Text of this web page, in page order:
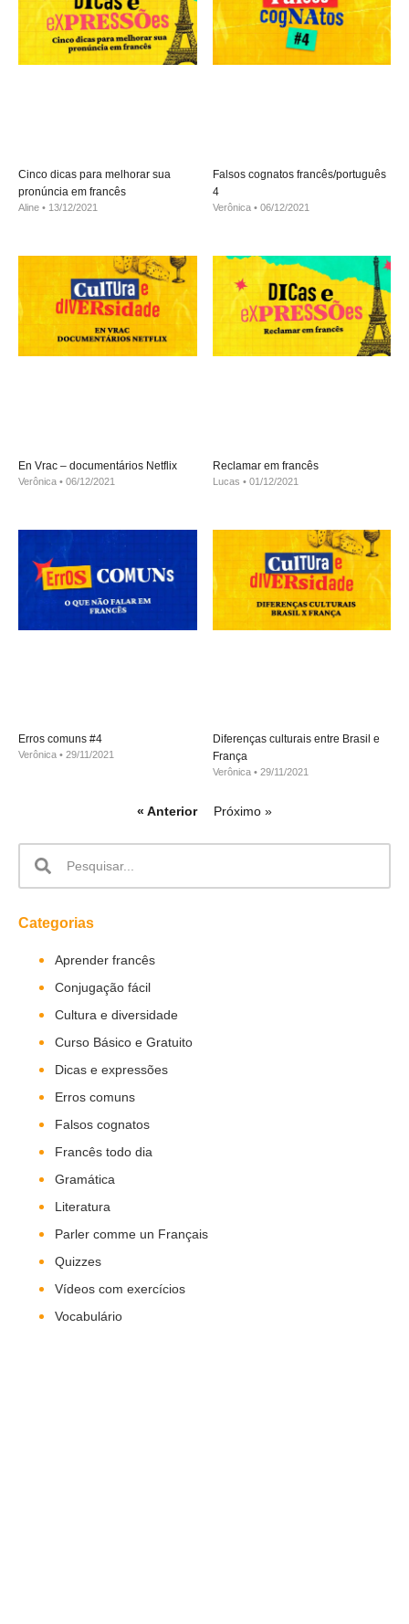
Cinco dicas para melhorar sua
pronúncia em francês
Aline 13/12/2021
Falsos cognatos francês/português
4
Verônica 06/12/2021
En Vrac – documentários Netflix
Verônica 06/12/2021
Reclamar em francês
Lucas 01/12/2021
Erros comuns #4
Verônica 29/11/2021
Diferenças culturais entre Brasil e
França
Verônica 29/11/2021
« Anterior Próximo »
Categorias
Aprender francês
Conjugação fácil
Cultura e diversidade
Curso Básico e Gratuito
Dicas e expressões
Erros comuns
Falsos cognatos
Francês todo dia
Gramática
Literatura
Parler comme un Français
Quizzes
Vídeos com exercícios
Vocabulário